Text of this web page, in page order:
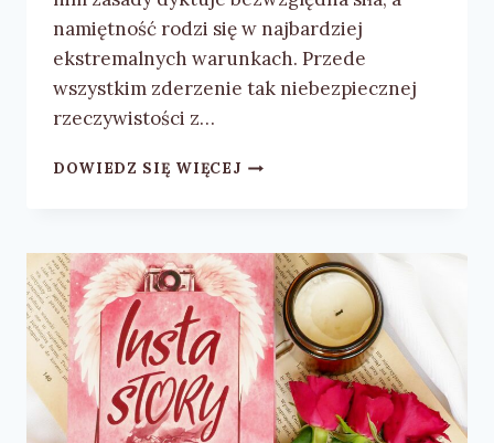
namiętność rodzi się w najbardziej
ekstremalnych warunkach. Przede
wszystkim zderzenie tak niebezpiecznej
rzeczywistości z…
DOWIEDZ SIĘ WIĘCEJDAWID
–
RECENZJA